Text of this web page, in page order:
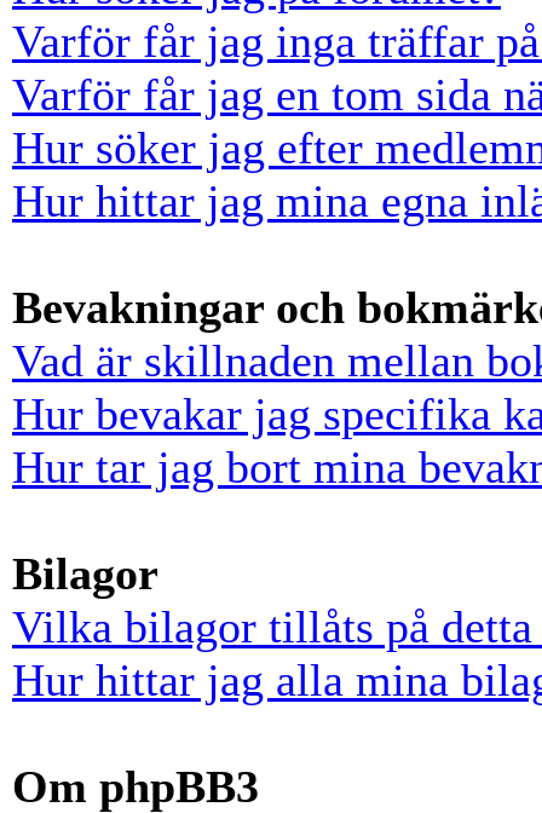
Varför får jag inga träffar
Varför får jag en tom sida
Hur söker jag efter
Hur hittar jag mina egna
Bevakningar och
Vad är skillnaden mellan
Hur bevakar jag specifika
Hur tar jag bort mina
Bilagor
Vilka bilagor tillåts på
Hur hittar jag alla mina
Om phpBB3